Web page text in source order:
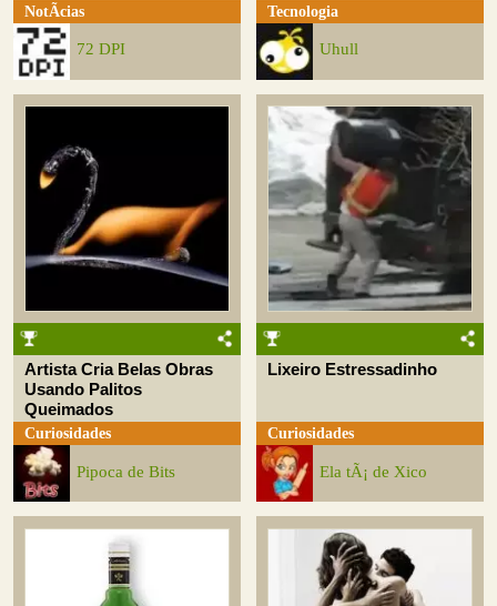
NotÃ­cias
72 DPI
Tecnologia
Uhull
Artista Cria Belas Obras
Usando Palitos
Queimados
Curiosidades
Pipoca de Bits
Lixeiro Estressadinho
Curiosidades
Ela tÃ¡ de Xico